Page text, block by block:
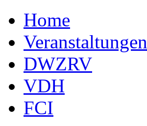
Home
Veranstaltungen
DWZRV
VDH
FCI